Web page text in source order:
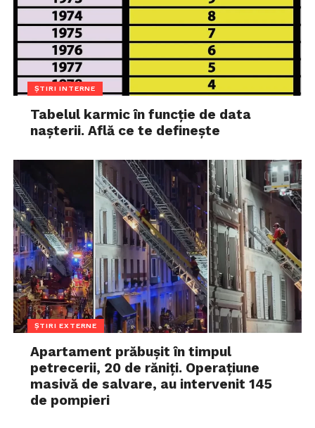
ȘTIRI INTERNE
Tabelul karmic în funcție de data
nașterii. Află ce te definește
ȘTIRI EXTERNE
Apartament prăbușit în timpul
petrecerii, 20 de răniți. Operațiune
masivă de salvare, au intervenit 145
de pompieri